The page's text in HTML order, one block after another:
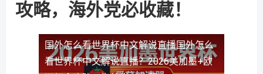
攻略，海外党必收藏！
国外怎么看世界杯中文解说直播国外怎么
看世界杯中文解说直播？2026美加墨+欧